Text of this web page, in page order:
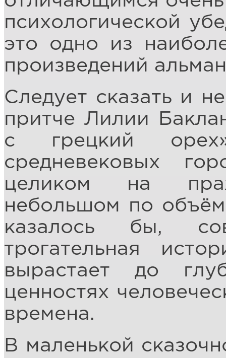
психологической
это одно из
произведений
Следует сказать и
притче Лилии
с грецкий
средневековых
целиком на
небольшом по
казалось бы,
трогательная
вырастает до
ценностях
времена.
В маленькой